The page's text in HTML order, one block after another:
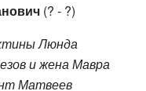
(? - ?)
Люнда
и жена Мавра
Матвеев